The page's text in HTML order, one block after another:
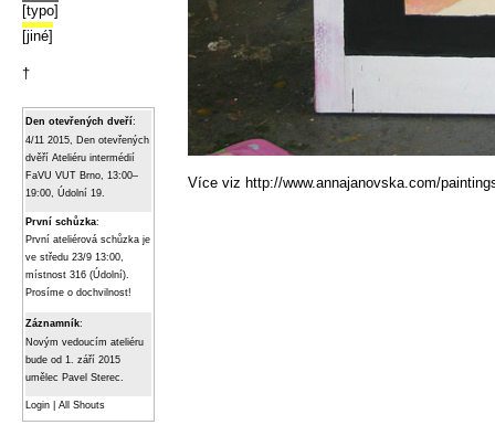
[typo]
[jiné]
†
Den otevřených dveří:
4/11 2015, Den otevřených
dvěří Ateliéru intermédií
FaVU VUT Brno, 13:00–
19:00, Údolní 19.
První schůzka:
První ateliérová schůzka je
ve středu 23/9 13:00,
místnost 316 (Údolní).
Prosíme o dochvilnost!
Záznamník:
Novým vedoucím ateliéru
bude od 1. září 2015
umělec Pavel Sterec.
Login All Shouts
Více viz http://www.annajanovska.com/